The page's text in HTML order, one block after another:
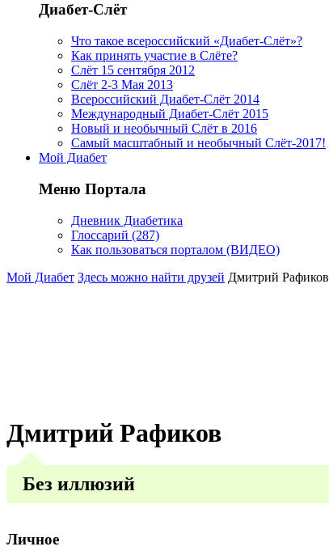
Диабет-Слёт
Что такое всероссийский «Диабет-Слёт»?
Как принять участие в Слёте?
Слёт 15 сентября 2012
Слёт 2-3 Мая 2013
Всероссийский Диабет-Слёт 2014
Международный Диабет-Слёт 2015
Новый и необычный Слёт в 2016
Самый масштабный и необычный Слёт-2017!
Мой Диабет
Меню Портала
Дневник Диабетика
Глоссарий (287)
Как пользоваться порталом (ВИДЕО)
Мой Диабет Здесь можно найти друзей Дмитрий Рафиков
Дмитрий Рафиков
Без иллюзий
Личное